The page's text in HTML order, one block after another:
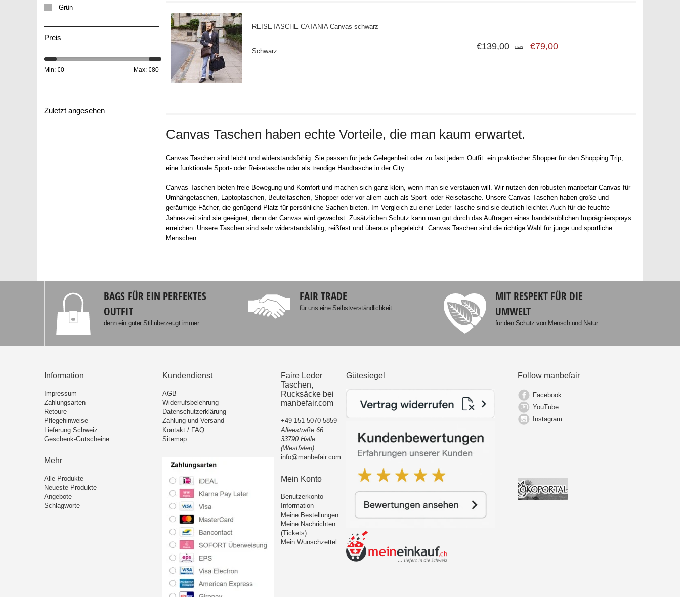
REISETASCHE CATANIA Canvas schwarz
Schwarz €139,00 UVP €79,00
Canvas Taschen haben echte Vorteile, die man kaum erwartet.
Canvas Taschen sind leicht und widerstandsfähig. Sie passen für jede Gelegenheit oder zu fast jedem Outfit: ein praktischer Shopper für den Shopping Trip,
eine funktionale Sport- oder Reisetasche oder als trendige Handtasche in der City.
Canvas Taschen bieten freie Bewegung und Komfort und machen sich ganz klein, wenn man sie verstauen will. Wir nutzen den robusten manbefair Canvas für
Umhängetaschen, Laptoptaschen, Beuteltaschen, Shopper oder vor allem auch als Sport- oder Reisetasche. Unsere Canvas Taschen haben große und
geräumige Fächer, die genügend Platz für persönliche Sachen bieten. Im Vergleich zu einer Leder Tasche sind sie deutlich leichter. Auch für die feuchte
Jahreszeit sind sie geeignet, denn der Canvas wird gewachst. Zusätzlichen Schutz kann man gut durch das Auftragen eines handelsüblichen Imprägniersprays
erreichen. Unsere Taschen sind sehr widerstandsfähig, reißfest und überaus pflegeleicht. Canvas Taschen sind die richtige Wahl für junge und sportliche
Menschen.
Grün
Preis
Min: €0 Max: €80
Zuletzt angesehen
BAGS FÜR EIN PERFEKTES
OUTFIT
denn ein guter Stil überzeugt immer
FAIR TRADE
für uns eine Selbstverständlichkeit
MIT RESPEKT FÜR DIE
UMWELT
für den Schutz von Mensch und Natur
Information
Impressum
Zahlungsarten
Retoure
Pflegehinweise
Lieferung Schweiz
Geschenk-Gutscheine
Mehr
Alle Produkte
Neueste Produkte
Angebote
Schlagworte
Kundendienst
AGB
Widerrufsbelehrung
Datenschutzerklärung
Zahlung und Versand
Kontakt / FAQ
Sitemap
Faire Leder
Taschen,
Rucksäcke bei
manbefair.com
+49 151 5070 5859
Alleestraße 66
33790 Halle
(Westfalen)
info@manbefair.com
Mein Konto
Benutzerkonto
Information
Meine Bestellungen
Meine Nachrichten
(Tickets)
Mein Wunschzettel
Gütesiegel Follow manbefair
Facebook
YouTube
Instagram